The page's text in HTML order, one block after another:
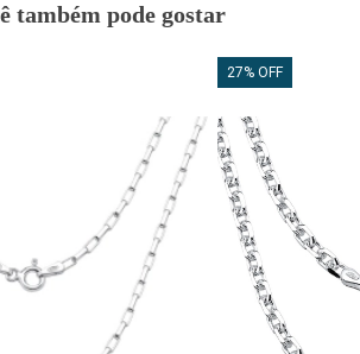
também pode gostar
27% OFF